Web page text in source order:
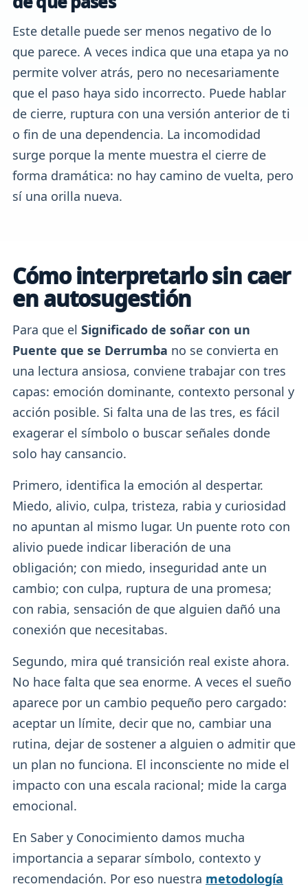
Este detalle puede ser menos negativo de lo
que parece. A veces indica que una etapa ya no
permite volver atrás, pero no necesariamente
que el paso haya sido incorrecto. Puede hablar
de cierre, ruptura con una versión anterior de ti
o fin de una dependencia. La incomodidad
surge porque la mente muestra el cierre de
forma dramática: no hay camino de vuelta, pero
sí una orilla nueva.
Cómo interpretarlo sin caer
en autosugestión
Para que el Significado de soñar con un
Puente que se Derrumba no se convierta en
una lectura ansiosa, conviene trabajar con tres
capas: emoción dominante, contexto personal y
acción posible. Si falta una de las tres, es fácil
exagerar el símbolo o buscar señales donde
solo hay cansancio.
Primero, identifica la emoción al despertar.
Miedo, alivio, culpa, tristeza, rabia y curiosidad
no apuntan al mismo lugar. Un puente roto con
alivio puede indicar liberación de una
obligación; con miedo, inseguridad ante un
cambio; con culpa, ruptura de una promesa;
con rabia, sensación de que alguien dañó una
conexión que necesitabas.
Segundo, mira qué transición real existe ahora.
No hace falta que sea enorme. A veces el sueño
aparece por un cambio pequeño pero cargado:
aceptar un límite, decir que no, cambiar una
rutina, dejar de sostener a alguien o admitir que
un plan no funciona. El inconsciente no mide el
impacto con una escala racional; mide la carga
emocional.
En Saber y Conocimiento damos mucha
importancia a separar símbolo, contexto y
recomendación. Por eso nuestra metodología